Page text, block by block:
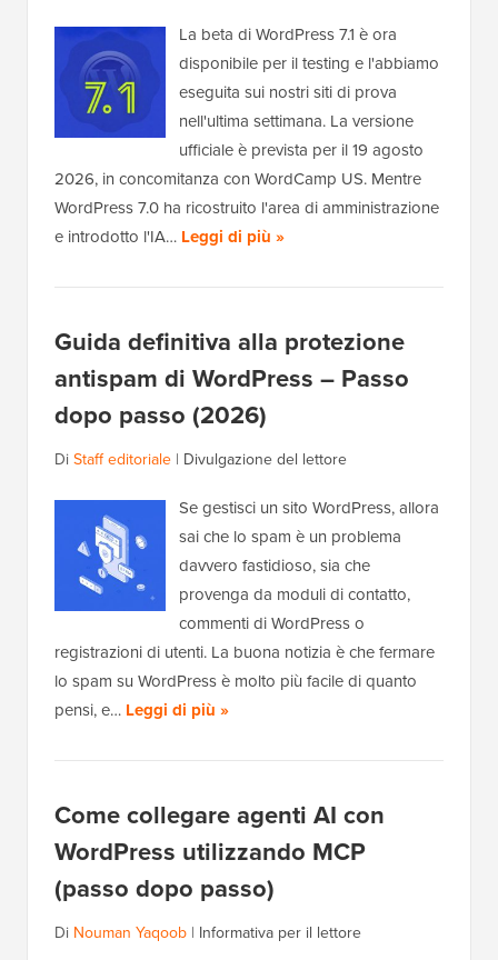
La beta di WordPress 7.1 è ora
disponibile per il testing e l'abbiamo
eseguita sui nostri siti di prova
nell'ultima settimana. La versione
ufficiale è prevista per il 19 agosto
2026, in concomitanza con WordCamp US. Mentre
WordPress 7.0 ha ricostruito l'area di amministrazione
e introdotto l'IA… Leggi di più »
Guida definitiva alla protezione
antispam di WordPress – Passo
dopo passo (2026)
Di Staff editoriale | Divulgazione del lettore
Se gestisci un sito WordPress, allora
sai che lo spam è un problema
davvero fastidioso, sia che
provenga da moduli di contatto,
commenti di WordPress o
registrazioni di utenti. La buona notizia è che fermare
lo spam su WordPress è molto più facile di quanto
pensi, e… Leggi di più »
Come collegare agenti AI con
WordPress utilizzando MCP
(passo dopo passo)
Di Nouman Yaqoob | Informativa per il lettore